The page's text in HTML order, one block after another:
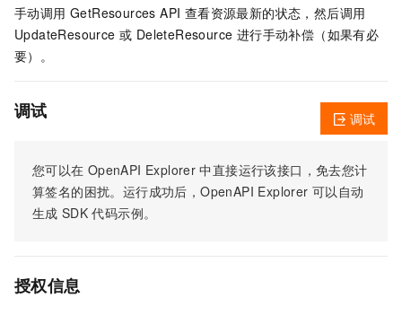
手动调用 GetResources API 查看资源最新的状态，然后调用
UpdateResource 或 DeleteResource 进行手动补偿（如果有必
要）。
调试
您可以在 OpenAPI Explorer 中直接运行该接口，免去您计
算签名的困扰。运行成功后，OpenAPI Explorer 可以自动
生成 SDK 代码示例。
调试
授权信息